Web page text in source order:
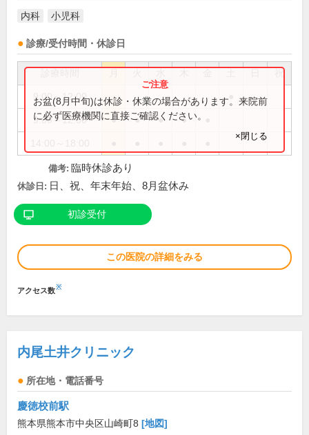
内科 小児科
診療/受付時間・休診日
祝
9:00～12:00
9:00～12:30 ● ● ● ●
お盆(8月中旬)は休診・休業の場合があります。来院前
に必ず医療機関に直接ご確認ください。
×閉じる
備考: 臨時休診あり
休診日: 日、祝、年末年始、8月盆休み
初診受付
この医院の詳細をみる
アクセス数※
内尾土井クリニック
所在地・電話番号
慶徳校前駅
熊本県熊本市中央区山崎町8 [地図]